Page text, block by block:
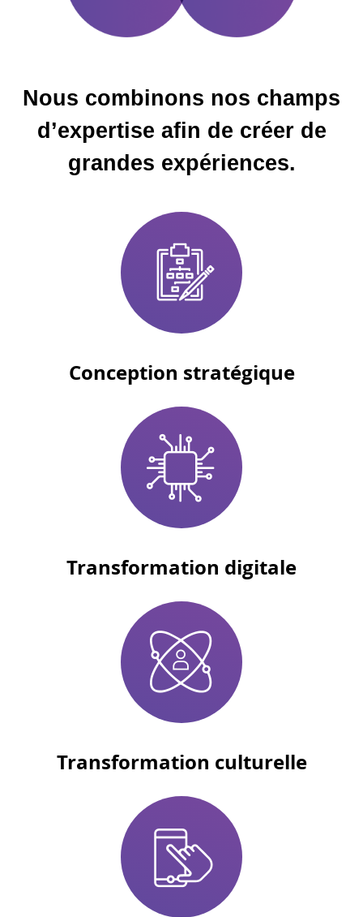
Nous combinons nos champs
d’expertise afin de créer de
grandes expériences.
Conception stratégique
Transformation digitale
Transformation culturelle